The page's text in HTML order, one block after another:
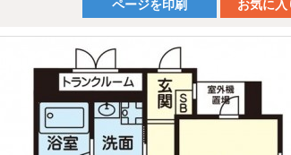
ページを印刷 お気に入